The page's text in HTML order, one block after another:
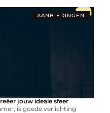
AANBIEDINGEN
jouw ideale sfeer
is goede verlichting